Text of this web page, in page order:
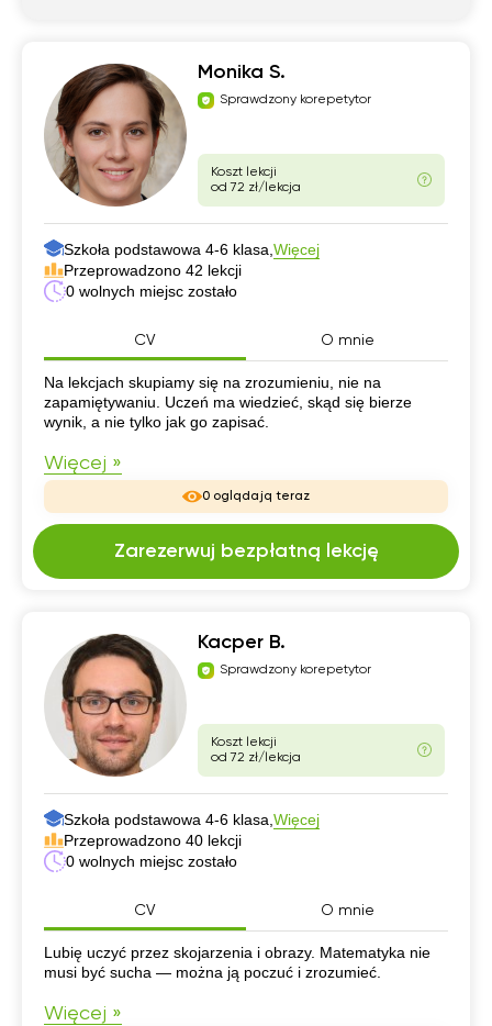
Monika S.
Sprawdzony korepetytor
Koszt lekcji
od 72 zł/lekcja
Szkoła podstawowa 4-6 klasa, Więcej
Przeprowadzono 42 lekcji
0 wolnych miejsc zostało
CV O mnie
CV
Na lekcjach skupiamy się na zrozumieniu, nie na
zapamiętywaniu. Uczeń ma wiedzieć, skąd się bierze
wynik, a nie tylko jak go zapisać.
Więcej »
0 oglądają teraz
Zarezerwuj bezpłatną lekcję
Kacper B.
Sprawdzony korepetytor
Koszt lekcji
od 72 zł/lekcja
Szkoła podstawowa 4-6 klasa, Więcej
Przeprowadzono 40 lekcji
0 wolnych miejsc zostało
CV O mnie
CV
Lubię uczyć przez skojarzenia i obrazy. Matematyka nie
musi być sucha — można ją poczuć i zrozumieć.
Więcej »